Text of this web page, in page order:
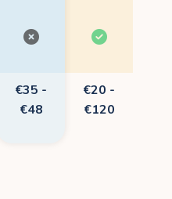
€35 -
€48
€20 -
€120